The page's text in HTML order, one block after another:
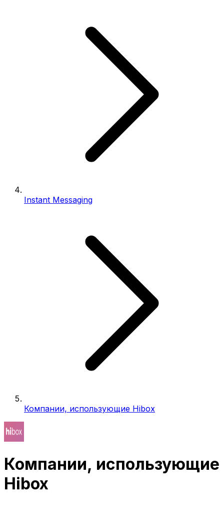
Instant Messaging
Компании, использующие Hibox
Компании, использующие
Hibox